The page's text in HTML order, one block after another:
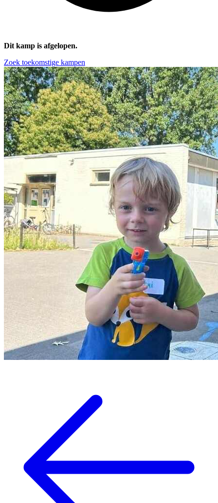
Dit kamp is afgelopen.
Zoek toekomstige kampen